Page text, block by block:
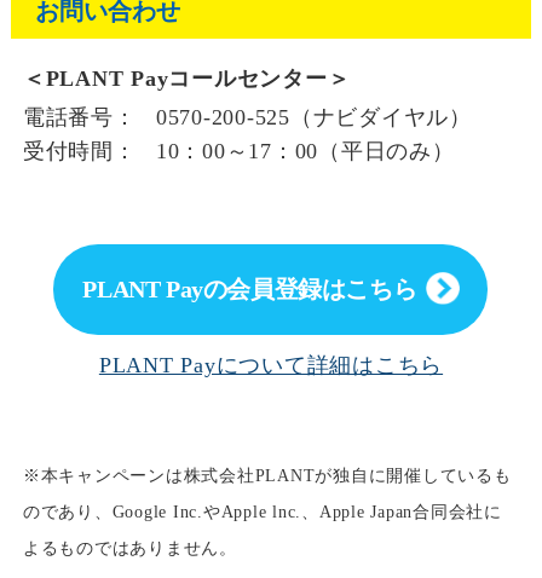
お問い合わせ
＜PLANT Payコールセンター＞
電話番号：
0570-200-525 （ナビダイヤル）
受付時間：
10：00～17：00 （平日のみ）
PLANT Payの会員登録はこちら
PLANT Payについて詳細はこちら
※本キャンペーンは株式会社PLANTが独自に開催しているも
のであり、Google Inc.やApple lnc.、Apple Japan合同会社に
よるものではありません。